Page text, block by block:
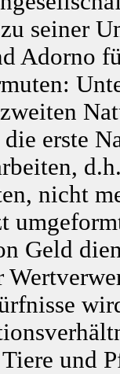
seiner
Adorno
erste
nicht
Geld
und